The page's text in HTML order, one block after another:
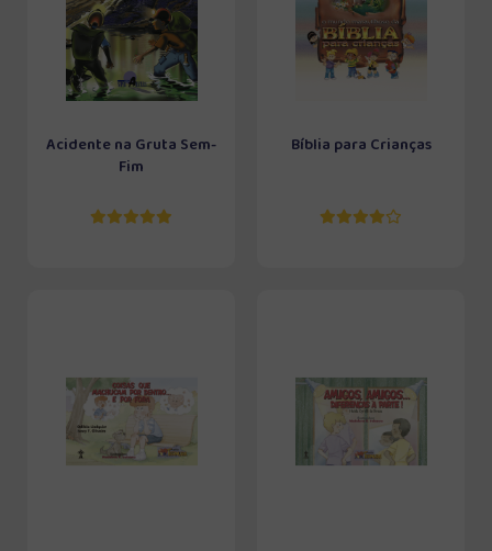
Acidente na Gruta Sem-
Fim
Bíblia para Crianças